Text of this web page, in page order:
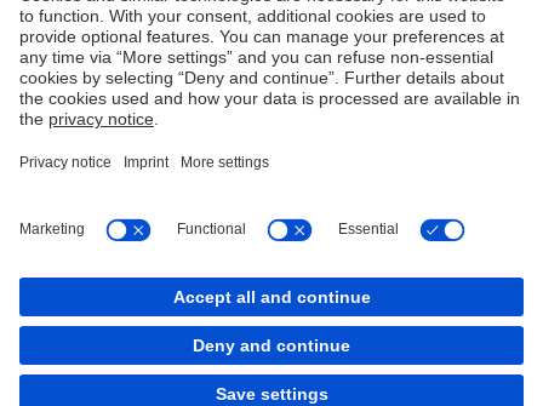
W przypadku terminowego wpływu dyspozycji opisanej w pkt
4 Bank dokona jej realizacji i prześle mailowo oraz pocztą
poleconą dokument potwierdzający warunki spłaty w nowym
okresie oprocentowania stałą stopą.
Imprint Nota prawna
Polityka plików
Mapa serwisu
Cookies
back to top
Copyright © 2026 Deutsche Bank AG, Frankfurt am